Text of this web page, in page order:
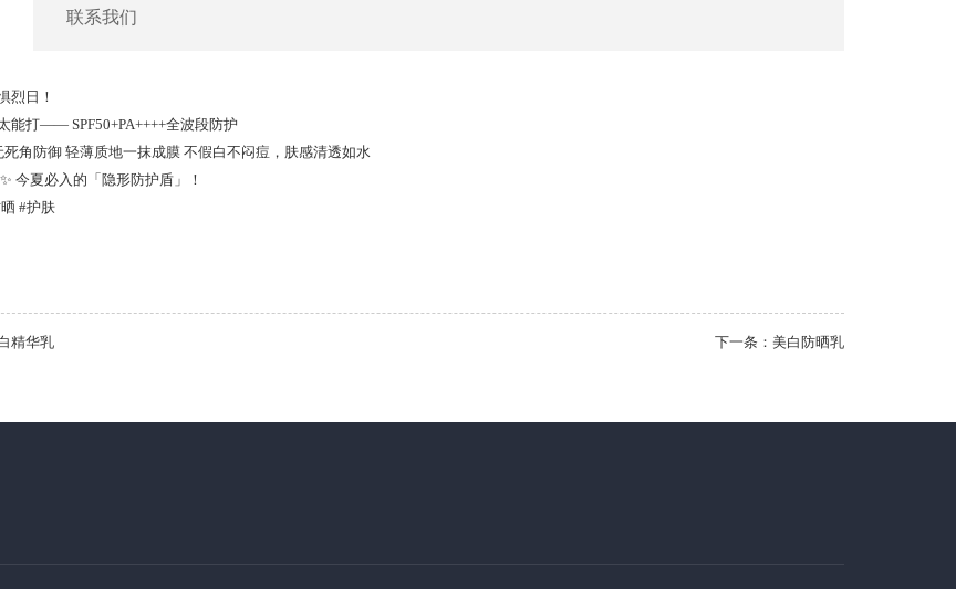
联系我们
烈日！
能打—— SPF50+PA++++全波段防护
死角防御 轻薄质地一抹成膜 不假白不闷痘，肤感清透如水
今夏必入的「隐形防护盾」！
#护肤
精华乳 下一条：美白防晒乳